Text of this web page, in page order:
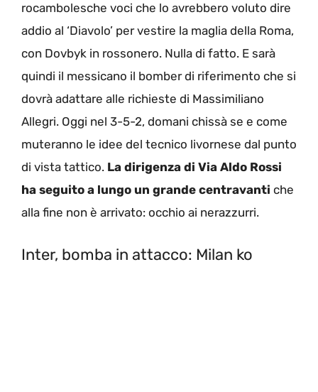
rocambolesche voci che lo avrebbero voluto dire
addio al ‘Diavolo’ per vestire la maglia della Roma,
con Dovbyk in rossonero. Nulla di fatto. E sarà
quindi il messicano il bomber di riferimento che si
dovrà adattare alle richieste di Massimiliano
Allegri. Oggi nel 3-5-2, domani chissà se e come
muteranno le idee del tecnico livornese dal punto
di vista tattico. La dirigenza di Via Aldo Rossi
ha seguito a lungo un grande centravanti che
alla fine non è arrivato: occhio ai nerazzurri.
Inter, bomba in attacco: Milan ko